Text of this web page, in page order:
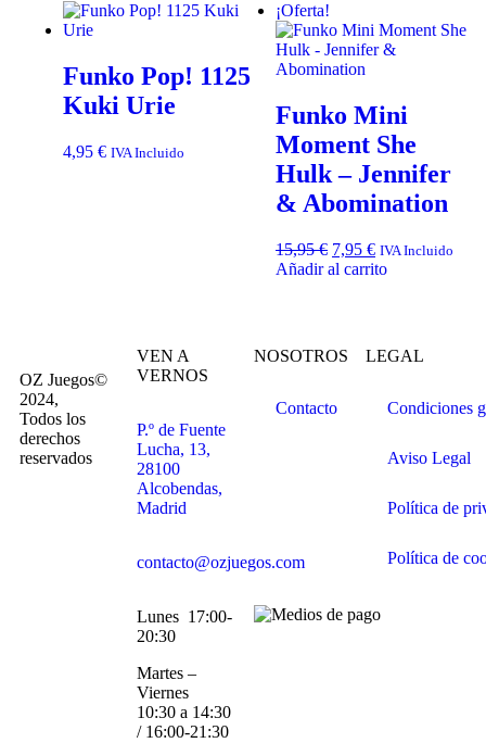
Funko Pop! 1125
Kuki Urie
4,95 € IVA Incluido
¡Oferta!
Funko Mini
Moment She
Hulk – Jennifer
& Abomination
15,95€ 7,95 € IVA Incluido
Añadir al carrito
OZ Juegos©
2024,
Todos los
derechos
reservados
VEN A
VERNOS
P.º de Fuente
Lucha, 13,
28100
Alcobendas,
Madrid
contacto@ozjuegos.com
Lunes 17:00-
20:30
Martes –
Viernes
10:30 a 14:30
/ 16:00-21:30
NOSOTROS
Contacto
LEGAL
Condiciones
Aviso Legal
Política de
Política de